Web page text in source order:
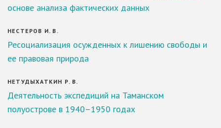
основе анализа фактических данных
НЕСТЕРОВ И. В.
Ресоциализация осужденных к лишению свободы и
ее правовая природа
НЕТУДЫХАТКИН Р. В.
Деятельность экспедиций на Таманском
полуострове в 1940–1950 годах